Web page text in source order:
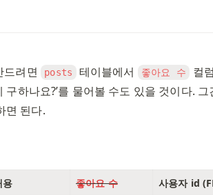
드려면 posts 테이블에서 좋아요 수
컬
구하나요?’를 물어볼 수도 있을 것이다.
면 된다.
용 좋아요 수
사용자 id